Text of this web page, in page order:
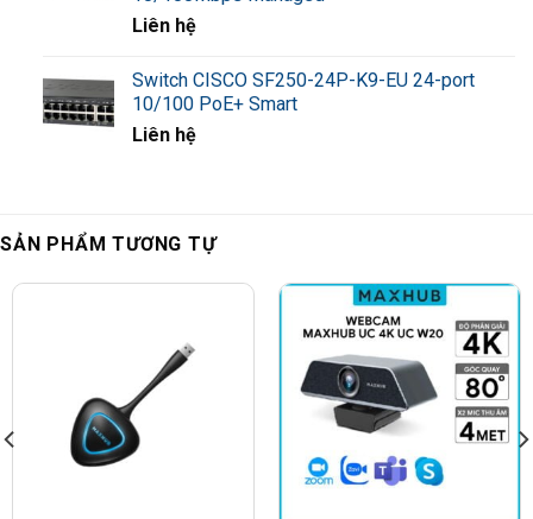
Liên hệ
Switch CISCO SF250-24P-K9-EU 24-port
10/100 PoE+ Smart
Liên hệ
SẢN PHẨM TƯƠNG TỰ